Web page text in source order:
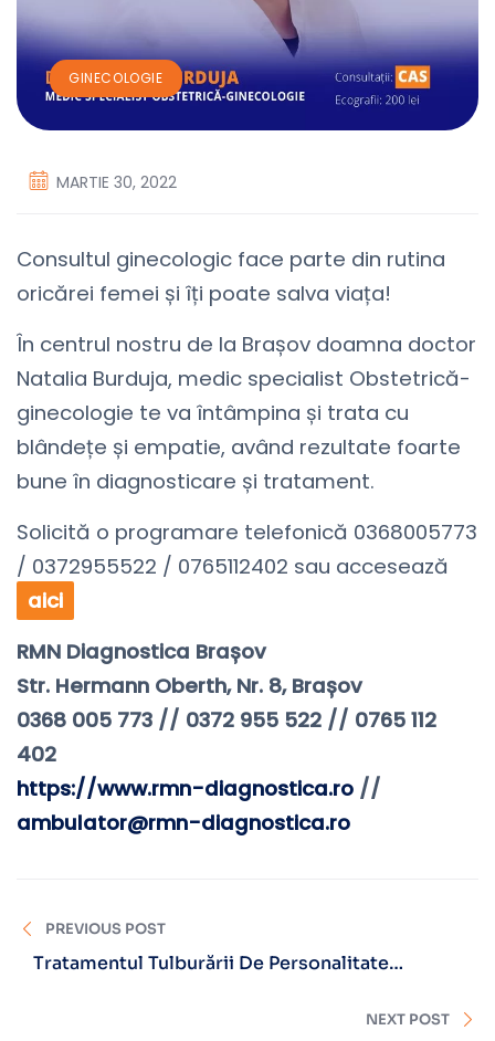
GINECOLOGIE
MARTIE 30, 2022
Consultul ginecologic face parte din rutina
oricărei femei și îți poate salva viața!
În centrul nostru de la Brașov doamna doctor
Natalia Burduja, medic specialist Obstetrică-
ginecologie te va întâmpina și trata cu
blândețe și empatie, având rezultate foarte
bune în diagnosticare și tratament.
Solicită o programare telefonică 0368005773
/ 0372955522 / 0765112402 sau accesează
aici
RMN Diagnostica Brașov⠀
Str. Hermann Oberth, Nr. 8, Brașov
0368 005 773 // 0372 955 522 // 0765 112
402
https://www.rmn-diagnostica.ro //
ambulator@rmn-diagnostica.ro
PREVIOUS POST
Tratamentul Tulburării De Personalitate
NEXT POST